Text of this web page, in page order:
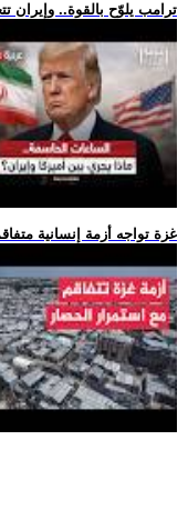
.. ترامب يلوّح بالقوة..
.. غزة تواجه أزمة إنسانية متفاقمة رغم مرور